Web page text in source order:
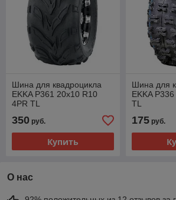
Шина для квадроцикла
EKKA P361 20x10 R10
4PR TL
350 руб.
Купить
Шина для
EKKA
TL
175руб.
О нас